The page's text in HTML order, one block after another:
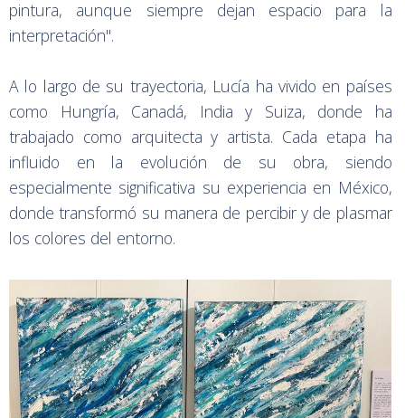
pintura, aunque siempre dejan espacio para la
interpretación".
A lo largo de su trayectoria, Lucía ha vivido en países
como Hungría, Canadá, India y Suiza, donde ha
trabajado como arquitecta y artista. Cada etapa ha
influido en la evolución de su obra, siendo
especialmente significativa su experiencia en México,
donde transformó su manera de percibir y de plasmar
los colores del entorno.